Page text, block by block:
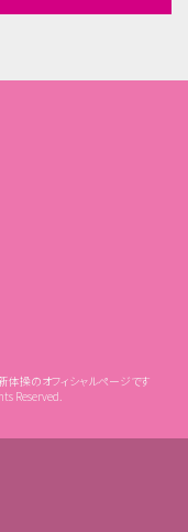
操のオフィシャルページです
Reserved.